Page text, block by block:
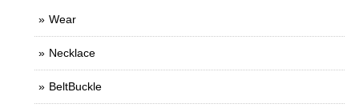
Wear
Necklace
BeltBuckle